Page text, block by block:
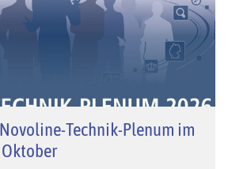
Technik-Plenum im